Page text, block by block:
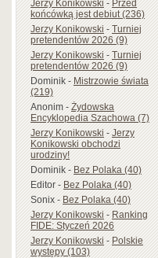
Jerzy Konikowski-Przed
końcówką jest debiut (236)
Jerzy Konikowski-Turniej
pretendentów 2026 (9)
Jerzy Konikowski-Turniej
pretendentów 2026 (9)
Dominik-Mistrzowie świata
(219)
Anonim-Żydowska
Encyklopedia Szachowa (7)
Jerzy Konikowski-Jerzy
Konikowski obchodzi
urodziny!
Dominik-Bez Polaka (40)
Editor-Bez Polaka (40)
Sonix-Bez Polaka (40)
Jerzy Konikowski-Ranking
FIDE: Styczeń 2026
Jerzy Konikowski-Polskie
występy (103)